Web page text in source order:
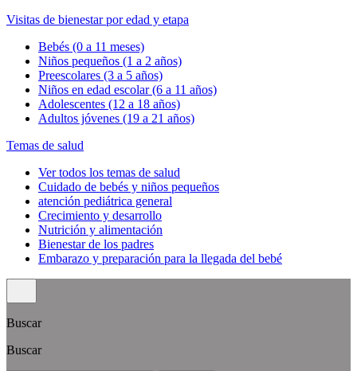
Visitas de bienestar por edad y etapa
Bebés (0 a 11 meses)
Niños pequeños (1 a 2 años)
Preescolares (3 a 5 años)
Niños en edad escolar (6 a 11 años)
Adolescentes (12 a 18 años)
Adultos jóvenes (19 a 21 años)
Temas de salud
Ver todos los temas de salud
Cuidado de bebés y niños pequeños
atención pediátrica general
Crecimiento y desarrollo
Nutrición y alimentación
Bienestar de los padres
Embarazo y preparación para la llegada del bebé
Buscar
Buscar